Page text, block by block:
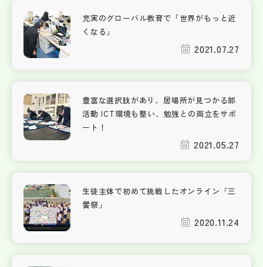
充実のグローバル教育で「世界がもっと近
くなる」
2021.07.27
豊富な選択肢があり、居場所が見つかる部
活動 ICT環境も整い、勉強との両立をサポ
ート！
2021.05.27
生徒主体で初めて挑戦したオンライン「三
黌祭」
2020.11.24